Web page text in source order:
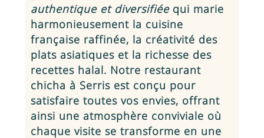
authentique et diversifiéequi marie
harmonieusement la cuisine
française raffinée, la créativité des
plats asiatiques et la richesse des
recettes halal. Notre restaurant
chicha à Serris est conçu pour
satisfaire toutes vos envies, offrant
ainsi une atmosphère conviviale où
chaque visite se transforme en une